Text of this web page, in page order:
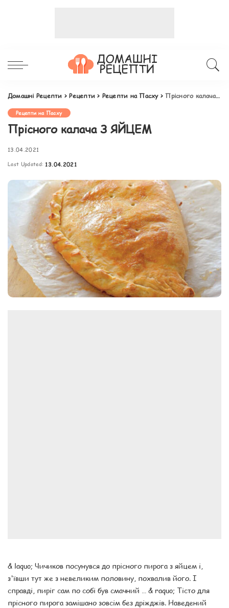
Домашні Рецепти >Рецепти > Рецепти на Пасху>Прісного калача З ЯЙЦЕМ
Рецепти на Пасху
Прісного калача З ЯЙЦЕМ
13.04.2021
Last Updated: 13.04.2021
& laquo; Чичиков посунувся до прісного пирога з яйцем і,
з'ївши тут же з невеликим половину, похвалив його. І
справді, пиріг сам по собі був смачний … & raquo; Тісто для
прісного пирога замішано зовсім без дріжджів. Наведений